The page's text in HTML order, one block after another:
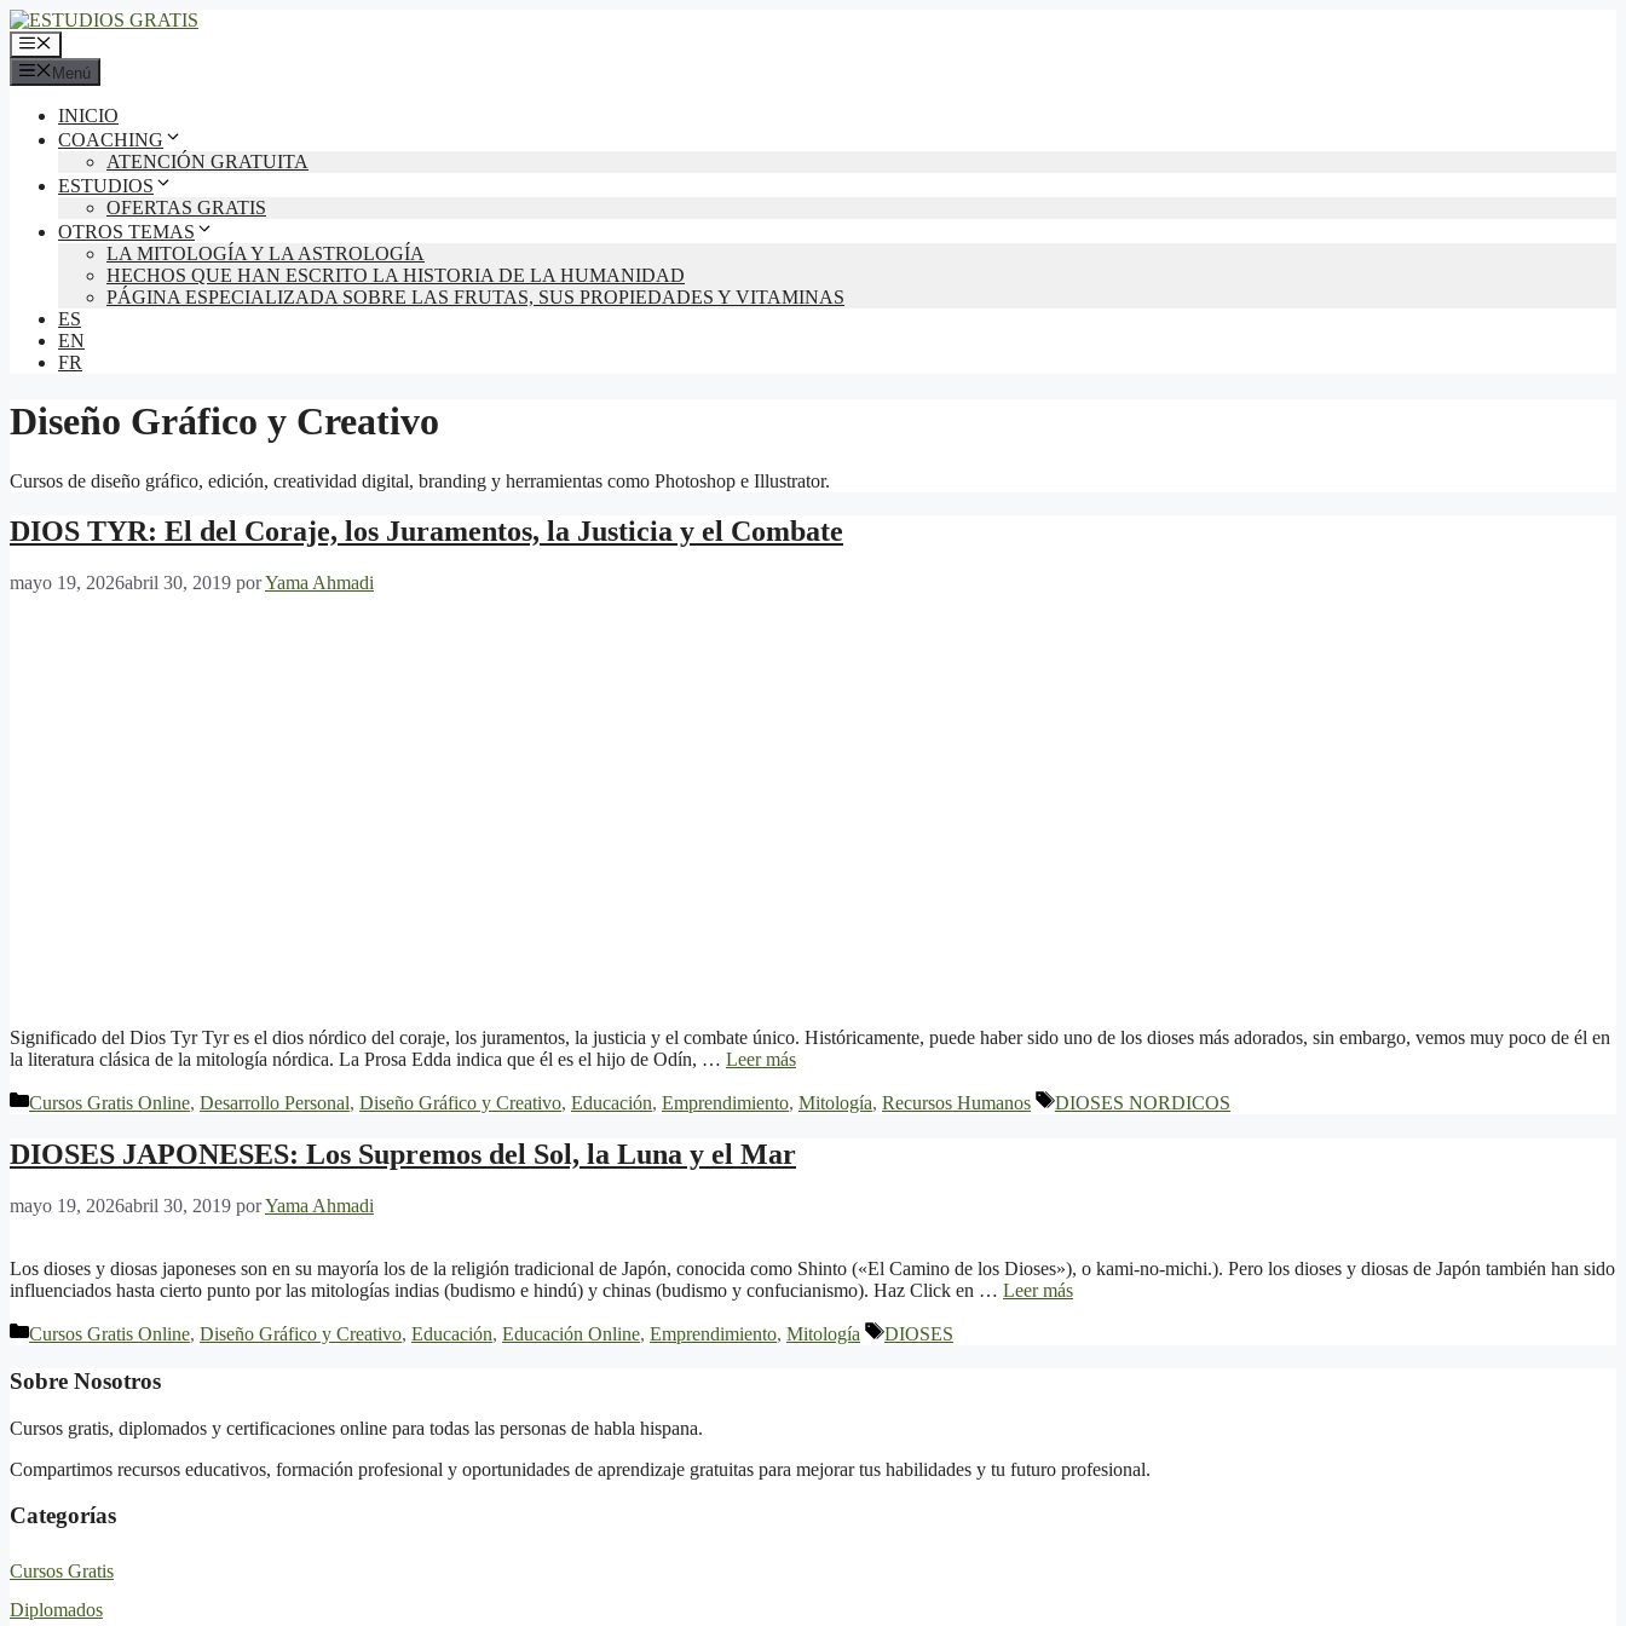
Saltar
al
contenido
Menú
Menú
INICIO
COACHING
ATENCIÓN GRATUITA
ESTUDIOS
OFERTAS GRATIS
OTROS TEMAS
LA MITOLOGÍA Y LA ASTROLOGÍA
HECHOS QUE HAN ESCRITO LA HISTORIA DE LA HUMANIDAD
PÁGINA ESPECIALIZADA SOBRE LAS FRUTAS, SUS PROPIEDADES Y VITAMINAS
ES
EN
FR
Diseño Gráfico y Creativo
Cursos de diseño gráfico, edición, creatividad digital, branding y herramientas como Photoshop e Illustrator.
DIOS TYR: El del Coraje, los Juramentos, la Justicia y el Combate
mayo 19, 2026abril 30, 2019 porYama Ahmadi
Significado del Dios Tyr Tyr es el dios nórdico del coraje, los juramentos, la justicia y el combate único. Históricamente, puede haber sido uno de los dioses más adorados, sin embargo, vemos muy poco de él en
la literatura clásica de la mitología nórdica. La Prosa Edda indica que él es el hijo de Odín, … Leer más
Categorías
Cursos Gratis Online, Desarrollo Personal, Diseño Gráfico y Creativo, Educación, Emprendimiento, Mitología, Recursos Humanos Etiquetas
DIOSES NORDICOS
DIOSES JAPONESES: Los Supremos del Sol, la Luna y el Mar
mayo 19, 2026abril 30, 2019 porYama Ahmadi
Los dioses y diosas japoneses son en su mayoría los de la religión tradicional de Japón, conocida como Shinto («El Camino de los Dioses»), o kami-no-michi.). Pero los dioses y diosas de Japón también han sido
influenciados hasta cierto punto por las mitologías indias (budismo e hindú) y chinas (budismo y confucianismo). Haz Click en … Leer más
Categorías
Cursos Gratis Online, Diseño Gráfico y Creativo, Educación, Educación Online, Emprendimiento, Mitología Etiquetas
DIOSES
Sobre Nosotros
Cursos gratis, diplomados y certificaciones online para todas las personas de habla hispana.
Compartimos recursos educativos, formación profesional y oportunidades de aprendizaje gratuitas para mejorar tus habilidades y tu futuro profesional.
Categorías
Cursos Gratis
Diplomados